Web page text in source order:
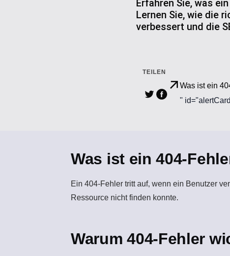
Erfahren Sie, was
Lernen Sie, wie die
verbessert und die
TEILEN
Was ist ein
"
Was ist ein 404-
Ein 404-Fehler tritt auf, wenn ein Benutzer
Ressource nicht finden konnte.
Warum 404-Fehler